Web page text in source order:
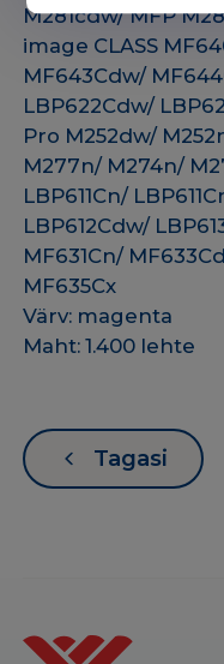
M281cdw/ MFP
image CLASS
MF643Cdw/
LBP622Cdw/
Pro M252dw/
M277n/ M274n/
LBP611Cn/
LBP612Cdw/
MF631Cn/
MF635Cx
Värv: magenta
Maht: 1.400 lehte
Tagasi